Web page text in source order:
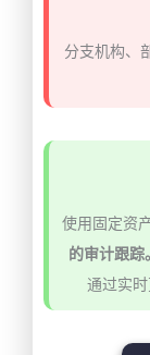
分支机构、
使用固定资
的审计跟踪。
通过实